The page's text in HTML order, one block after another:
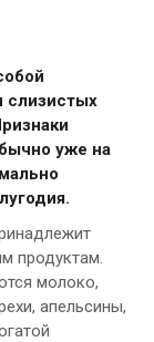
слизистых
уже на
продуктам.
молоко,
апельсины,